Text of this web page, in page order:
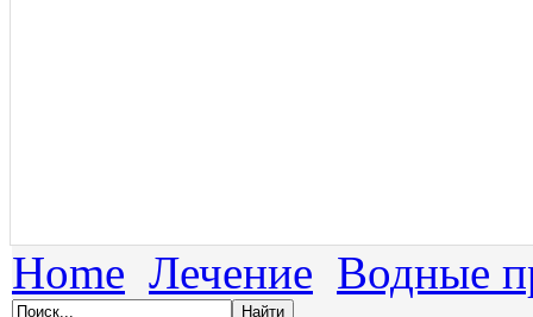
Home Лечение Водные